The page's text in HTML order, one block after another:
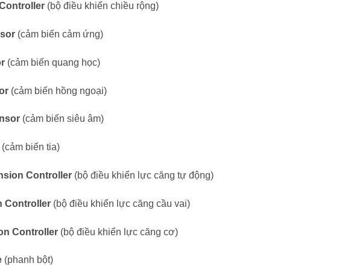
(bộ điều khiển chiều rộng)
(cảm biến cảm ứng)
(cảm biến quang học)
(cảm biến hồng ngoại)
(cảm biến siêu âm)
biến tia)
Controller(bộ điều khiển lực căng tự động)
Controller(bộ điều khiển lực căng cầu vai)
Controller(bộ điều khiển lực căng cơ)
(phanh bột)